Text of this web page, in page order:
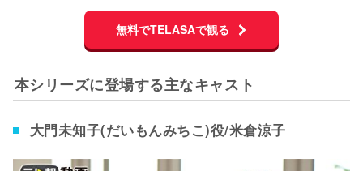
無料でTELASAで観る
本シリーズに登場する主なキャスト
大門未知子(だいもんみちこ)役/米倉涼子